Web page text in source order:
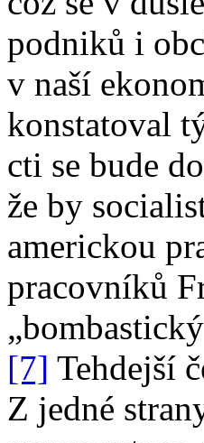
podniků i
v naší
konstatoval
cti se bude
že by
americkou
pracovníků
[7] Tehdejší
Z jedné